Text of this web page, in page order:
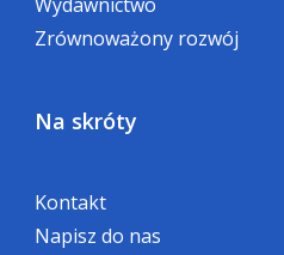
Zrównoważony rozwój
Na skróty
Kontakt
Napisz do nas